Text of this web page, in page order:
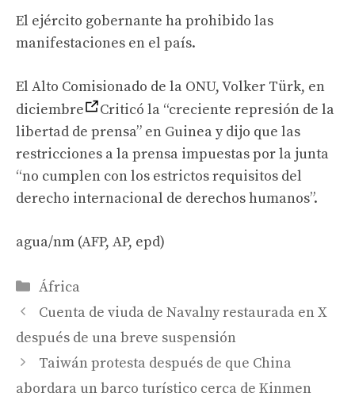
El ejército gobernante ha prohibido las
manifestaciones en el país.
El Alto Comisionado de la ONU, Volker Türk, en
diciembre
Criticó la “creciente represión de la
libertad de prensa” en Guinea y dijo que las
restricciones a la prensa impuestas por la junta
“no cumplen con los estrictos requisitos del
derecho internacional de derechos humanos”.
agua/nm (AFP, AP, epd)
Categories
África
Cuenta de viuda de Navalny restaurada en X
después de una breve suspensión
Taiwán protesta después de que China
abordara un barco turístico cerca de Kinmen